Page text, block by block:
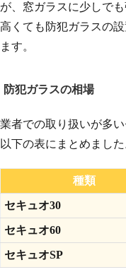
が、窓ガラスに少しで
高くても防犯ガラスの
ます。
防犯ガラスの相場
業者での取り扱いが多
以下の表にまとめました
種類
セキュオ30
セキュオ60
セキュオSP